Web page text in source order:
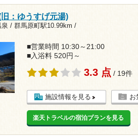
：ゆうすげ元湯)
泉 / 群馬原町駅10.99km /
■営業時間 10:30～21:00
■入浴料 520円～
3.3 点 / 19件
施設情報を見る お
楽天トラベルの宿泊プランを見る